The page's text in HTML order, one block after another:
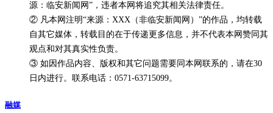
源：临安新闻网”，违者本网将追究其相关法律责任。
② 凡本网注明“来源：XXX（非临安新闻网）”的作品，均转载
自其它媒体，转载目的在于传递更多信息，并不代表本网赞同其
观点和对其真实性负责。
③ 如因作品内容、版权和其它问题需要同本网联系的，请在30
日内进行。联系电话：0571-63715099。
融媒